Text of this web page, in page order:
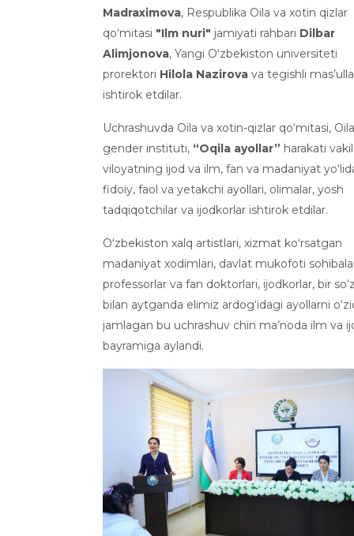
Madraximova, Respublika Oila va xotin qizlar
qo‘mitasi "Ilm nuri" jamiyati rahbari Dilbar
Alimjonova, Yangi O‘zbekiston universiteti
prorektori Hilola Nazirova va tegishli
ishtirok etdilar.
Uchrashuvda Oila va xotin-qizlar qo‘mitasi,
gender instituti, “Oqila ayollar” harakati
viloyatning ijod va ilm, fan va madaniyat
fidoiy, faol va yetakchi ayollari, olimalar, yosh
tadqiqotchilar va ijodkorlar ishtirok etdilar.
Oʻzbekiston xalq artistlari, xizmat ko‘rsatgan
madaniyat xodimlari, davlat mukofoti
professorlar va fan doktorlari, ijodkorlar, bir
bilan aytganda elimiz ardog‘idagi ayollarni
jamlagan bu uchrashuv chin ma’noda ilm va
bayramiga aylandi.